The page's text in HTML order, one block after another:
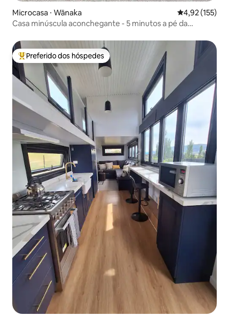
Microcasa ⋅ Wānaka 4,92 de uma
4,92 (155)
Casa minúscula aconchegante - 5 minutos a pé da
Entre os melhores preferidos dos hóspedes
Preferido dos hóspedes